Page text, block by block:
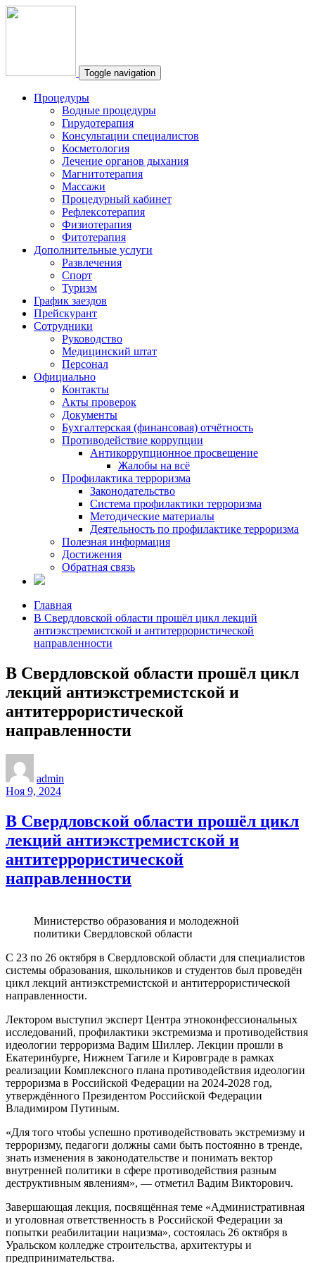
Toggle navigation
Процедуры
Водные процедуры
Гирудотерапия
Консультации специалистов
Косметология
Лечение органов дыхания
Магнитотерапия
Массажи
Процедурный кабинет
Рефлексотерапия
Физиотерапия
Фитотерапия
Дополнительные услуги
Развлечения
Спорт
Туризм
График заездов
Прейскурант
Сотрудники
Руководство
Медицинский штат
Персонал
Официально
Контакты
Акты проверок
Документы
Бухгалтерская (финансовая) отчётность
Противодействие коррупции
Антикоррупционное просвещение
Жалобы на всё
Профилактика терроризма
Законодательство
Система профилактики терроризма
Методические материалы
Деятельность по профилактике терроризма
Полезная информация
Достижения
Обратная связь
Главная
В Свердловской области прошёл цикл лекций
антиэкстремистской и антитеррористической
направленности
В Свердловской области прошёл цикл
лекций антиэкстремистской и
антитеррористической
направленности
admin
Ноя 9, 2024
В Свердловской области прошёл цикл
лекций антиэкстремистской и
антитеррористической
направленности
Министерство образования и молодежной
политики Свердловской области
С 23 по 26 октября в Свердловской области для специалистов
системы образования, школьников и студентов был проведён
цикл лекций антиэкстремистской и антитеррористической
направленности.
Лектором выступил эксперт Центра этноконфессиональных
исследований, профилактики экстремизма и противодействия
идеологии терроризма Вадим Шиллер. Лекции прошли в
Екатеринбурге, Нижнем Тагиле и Кировграде в рамках
реализации Комплексного плана противодействия идеологии
терроризма в Российской Федерации на 2024-2028 год,
утверждённого Президентом Российской Федерации
Владимиром Путиным.
«Для того чтобы успешно противодействовать экстремизму и
терроризму, педагоги должны сами быть постоянно в тренде,
знать изменения в законодательстве и понимать вектор
внутренней политики в сфере противодействия разным
деструктивным явлениям», — отметил Вадим Викторович.
Завершающая лекция, посвящённая теме «Административная
и уголовная ответственность в Российской Федерации за
попытки реабилитации нацизма», состоялась 26 октября в
Уральском колледже строительства, архитектуры и
предпринимательства.